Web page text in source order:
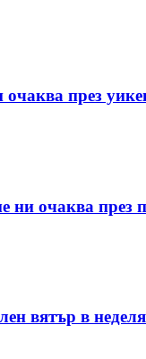
през
ни очаква през
вятър в неделя